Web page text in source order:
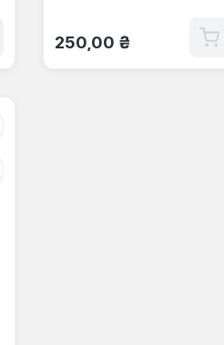
Звичайна ціна:
250,00 ₴